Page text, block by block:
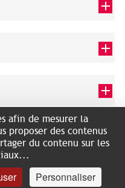
LIGNE
afin de mesurer la
proposer des contenus
du contenu sur les
Personnaliser